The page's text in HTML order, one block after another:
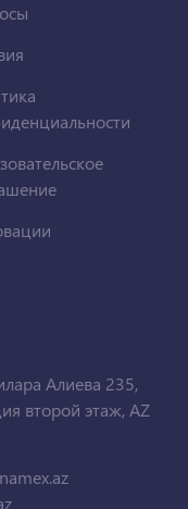
Алиева 235,
второй этаж, AZ